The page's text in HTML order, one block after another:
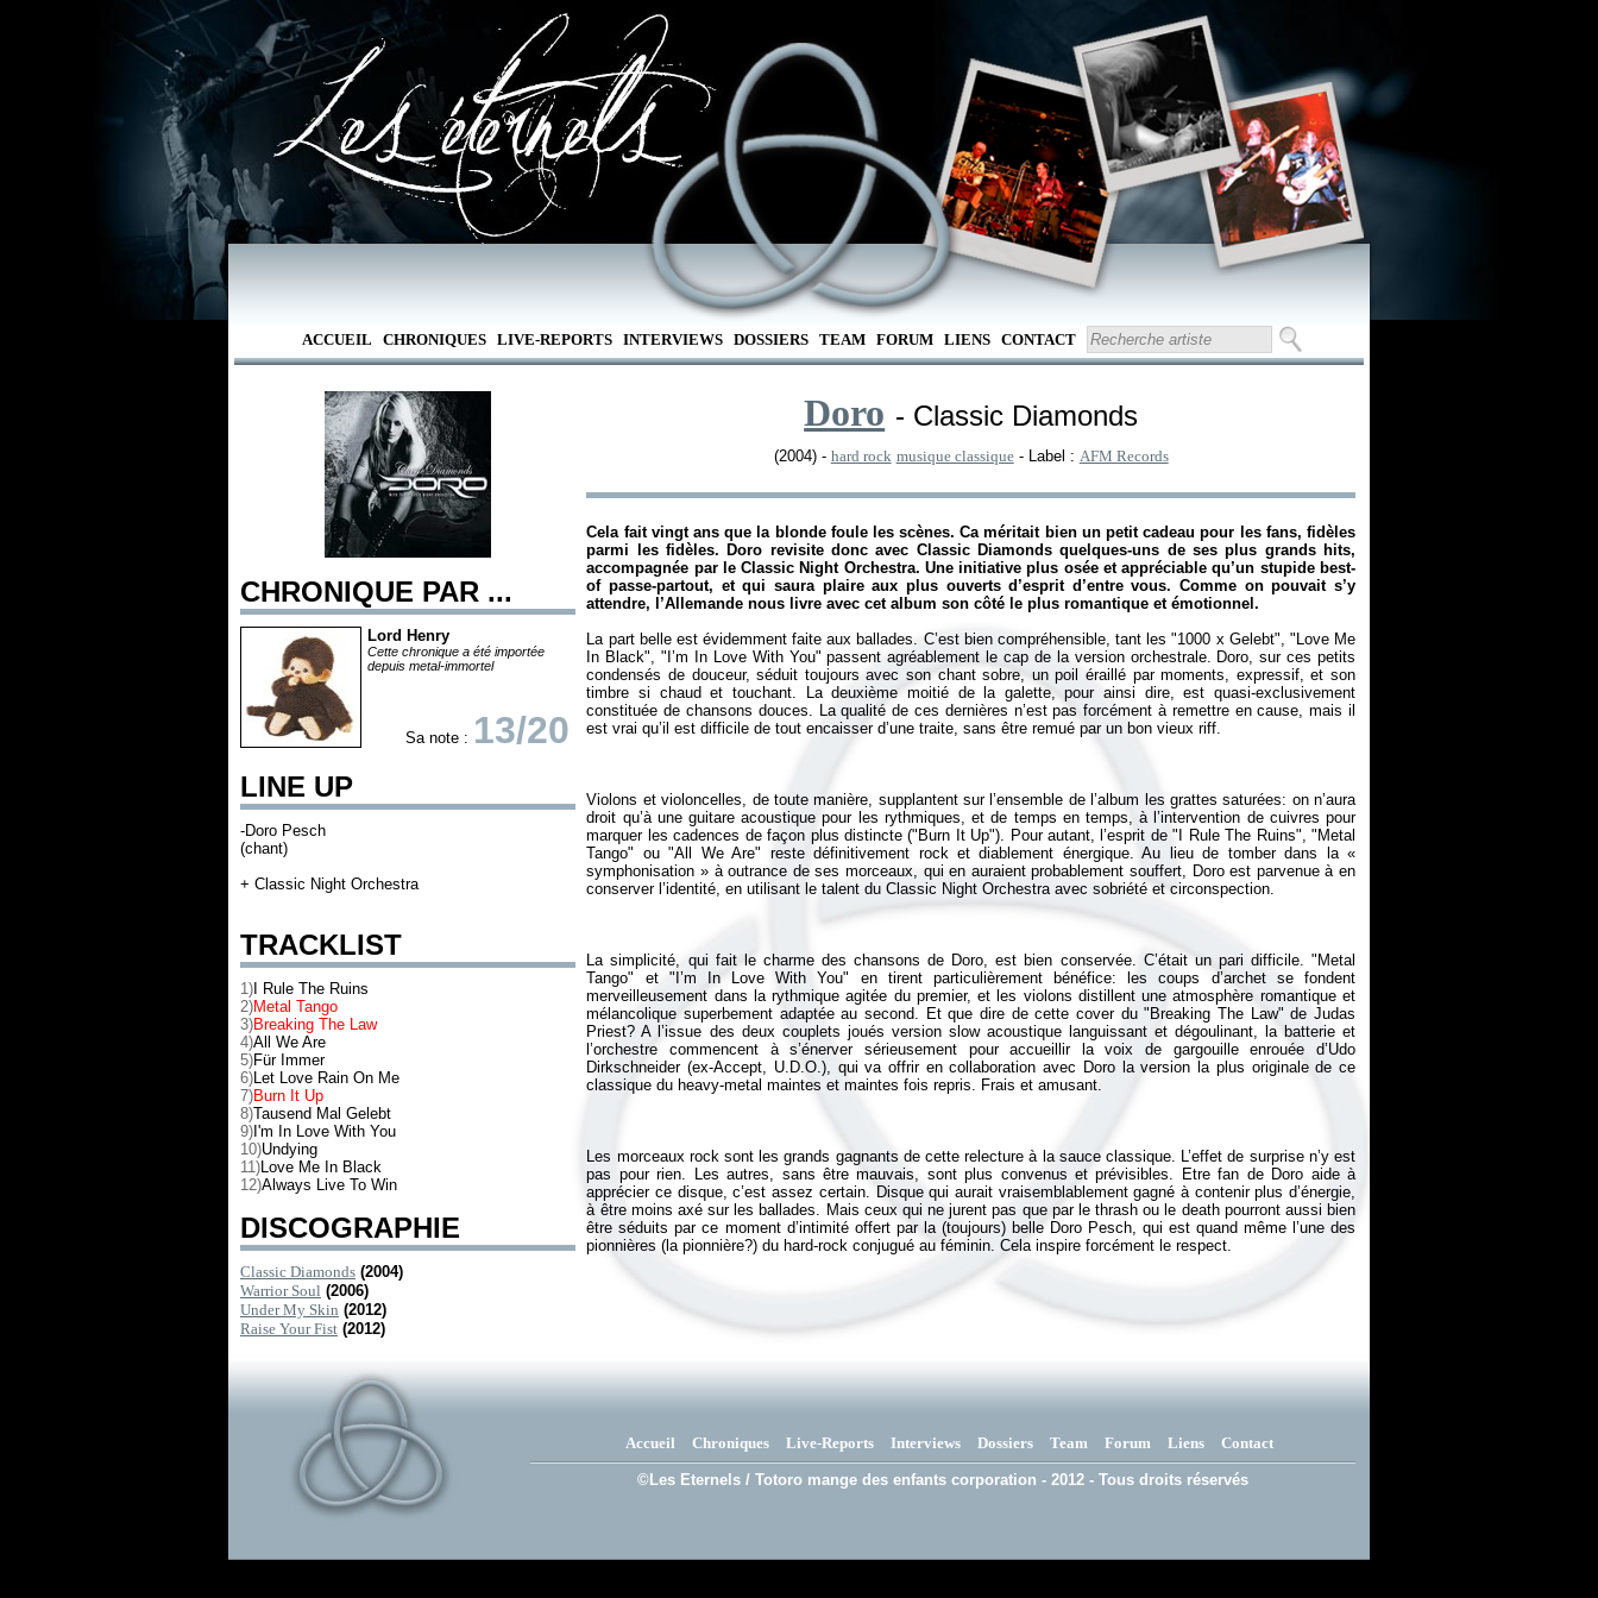
ACCUEIL CHRONIQUES LIVE-REPORTS INTERVIEWS DOSSIERS TEAM FORUM LIENS CONTACT
CHRONIQUE PAR ...
Lord Henry
Cette chronique a été importée
depuis metal-immortel
Sa note : 13/20
LINE UP
-Doro Pesch
(chant)
+ Classic Night Orchestra
TRACKLIST
1) I Rule The Ruins
2)Metal Tango
3)Breaking The Law
4)All We Are
5)Für Immer
6)Let Love Rain On Me
7)Burn It Up
8)Tausend Mal Gelebt
9) I'm In Love With You
10)Undying
11)Love Me In Black
12)Always Live To Win
DISCOGRAPHIE
Classic Diamonds (2004)
Warrior Soul (2006)
Under My Skin (2012)
Raise Your Fist (2012)
Doro - Classic Diamonds
(2004) - hard rock musique classique - Label : AFM Records
Cela fait vingt ans que la blonde foule les scènes. Ca méritait bien un petit cadeau pour les fans, fidèles
parmi les fidèles. Doro revisite donc avec Classic Diamonds quelques-uns de ses plus grands hits,
accompagnée par le Classic Night Orchestra. Une initiative plus osée et appréciable qu’un stupide best-
of passe-partout, et qui saura plaire aux plus ouverts d’esprit d’entre vous. Comme on pouvait s’y
attendre, l’Allemande nous livre avec cet album son côté le plus romantique et émotionnel.
La part belle est évidemment faite aux ballades. C’est bien compréhensible, tant les "1000 x Gelebt", "Love Me
In Black", "I’m In Love With You" passent agréablement le cap de la version orchestrale. Doro, sur ces petits
condensés de douceur, séduit toujours avec son chant sobre, un poil éraillé par moments, expressif, et son
timbre si chaud et touchant. La deuxième moitié de la galette, pour ainsi dire, est quasi-exclusivement
constituée de chansons douces. La qualité de ces dernières n’est pas forcément à remettre en cause, mais il
Violons et violoncelles, de toute manière, supplantent sur l’ensemble de l’album les grattes saturées: on n’aura
droit qu’à une guitare acoustique pour les rythmiques, et de temps en temps, à l’intervention de cuivres pour
marquer les cadences de façon plus distincte ("Burn It Up"). Pour autant, l’esprit de "I Rule The Ruins", "Metal
Tango" ou "All We Are" reste définitivement rock et diablement énergique. Au lieu de tomber dans la «
symphonisation » à outrance de ses morceaux, qui en auraient probablement souffert, Doro est parvenue à en
La simplicité, qui fait le charme des chansons de Doro, est bien conservée. C’était un pari difficile. "Metal
Tango" et "I’m In Love With You" en tirent particulièrement bénéfice: les coups d’archet se fondent
merveilleusement dans la rythmique agitée du premier, et les violons distillent une atmosphère romantique et
mélancolique superbement adaptée au second. Et que dire de cette cover du "Breaking The Law" de Judas
Priest? A l’issue des deux couplets joués version slow acoustique languissant et dégoulinant, la batterie et
l’orchestre commencent à s’énerver sérieusement pour accueillir la voix de gargouille enrouée d’Udo
Dirkschneider (ex-Accept, U.D.O.), qui va offrir en collaboration avec Doro la version la plus originale de ce
Les morceaux rock sont les grands gagnants de cette relecture à la sauce classique. L’effet de surprise n’y est
pas pour rien. Les autres, sans être mauvais, sont plus convenus et prévisibles. Etre fan de Doro aide à
apprécier ce disque, c’est assez certain. Disque qui aurait vraisemblablement gagné à contenir plus d’énergie,
à être moins axé sur les ballades. Mais ceux qui ne jurent pas que par le thrash ou le death pourront aussi bien
être séduits par ce moment d’intimité offert par la (toujours) belle Doro Pesch, qui est quand même l’une des
pionnières (la pionnière?) du hard-rock conjugué au féminin. Cela inspire forcément le respect.
Accueil Chroniques Live-Reports Interviews Dossiers Team Forum Liens Contact
©Les Eternels / Totoro mange des enfants corporation - 2012 - Tous droits réservés